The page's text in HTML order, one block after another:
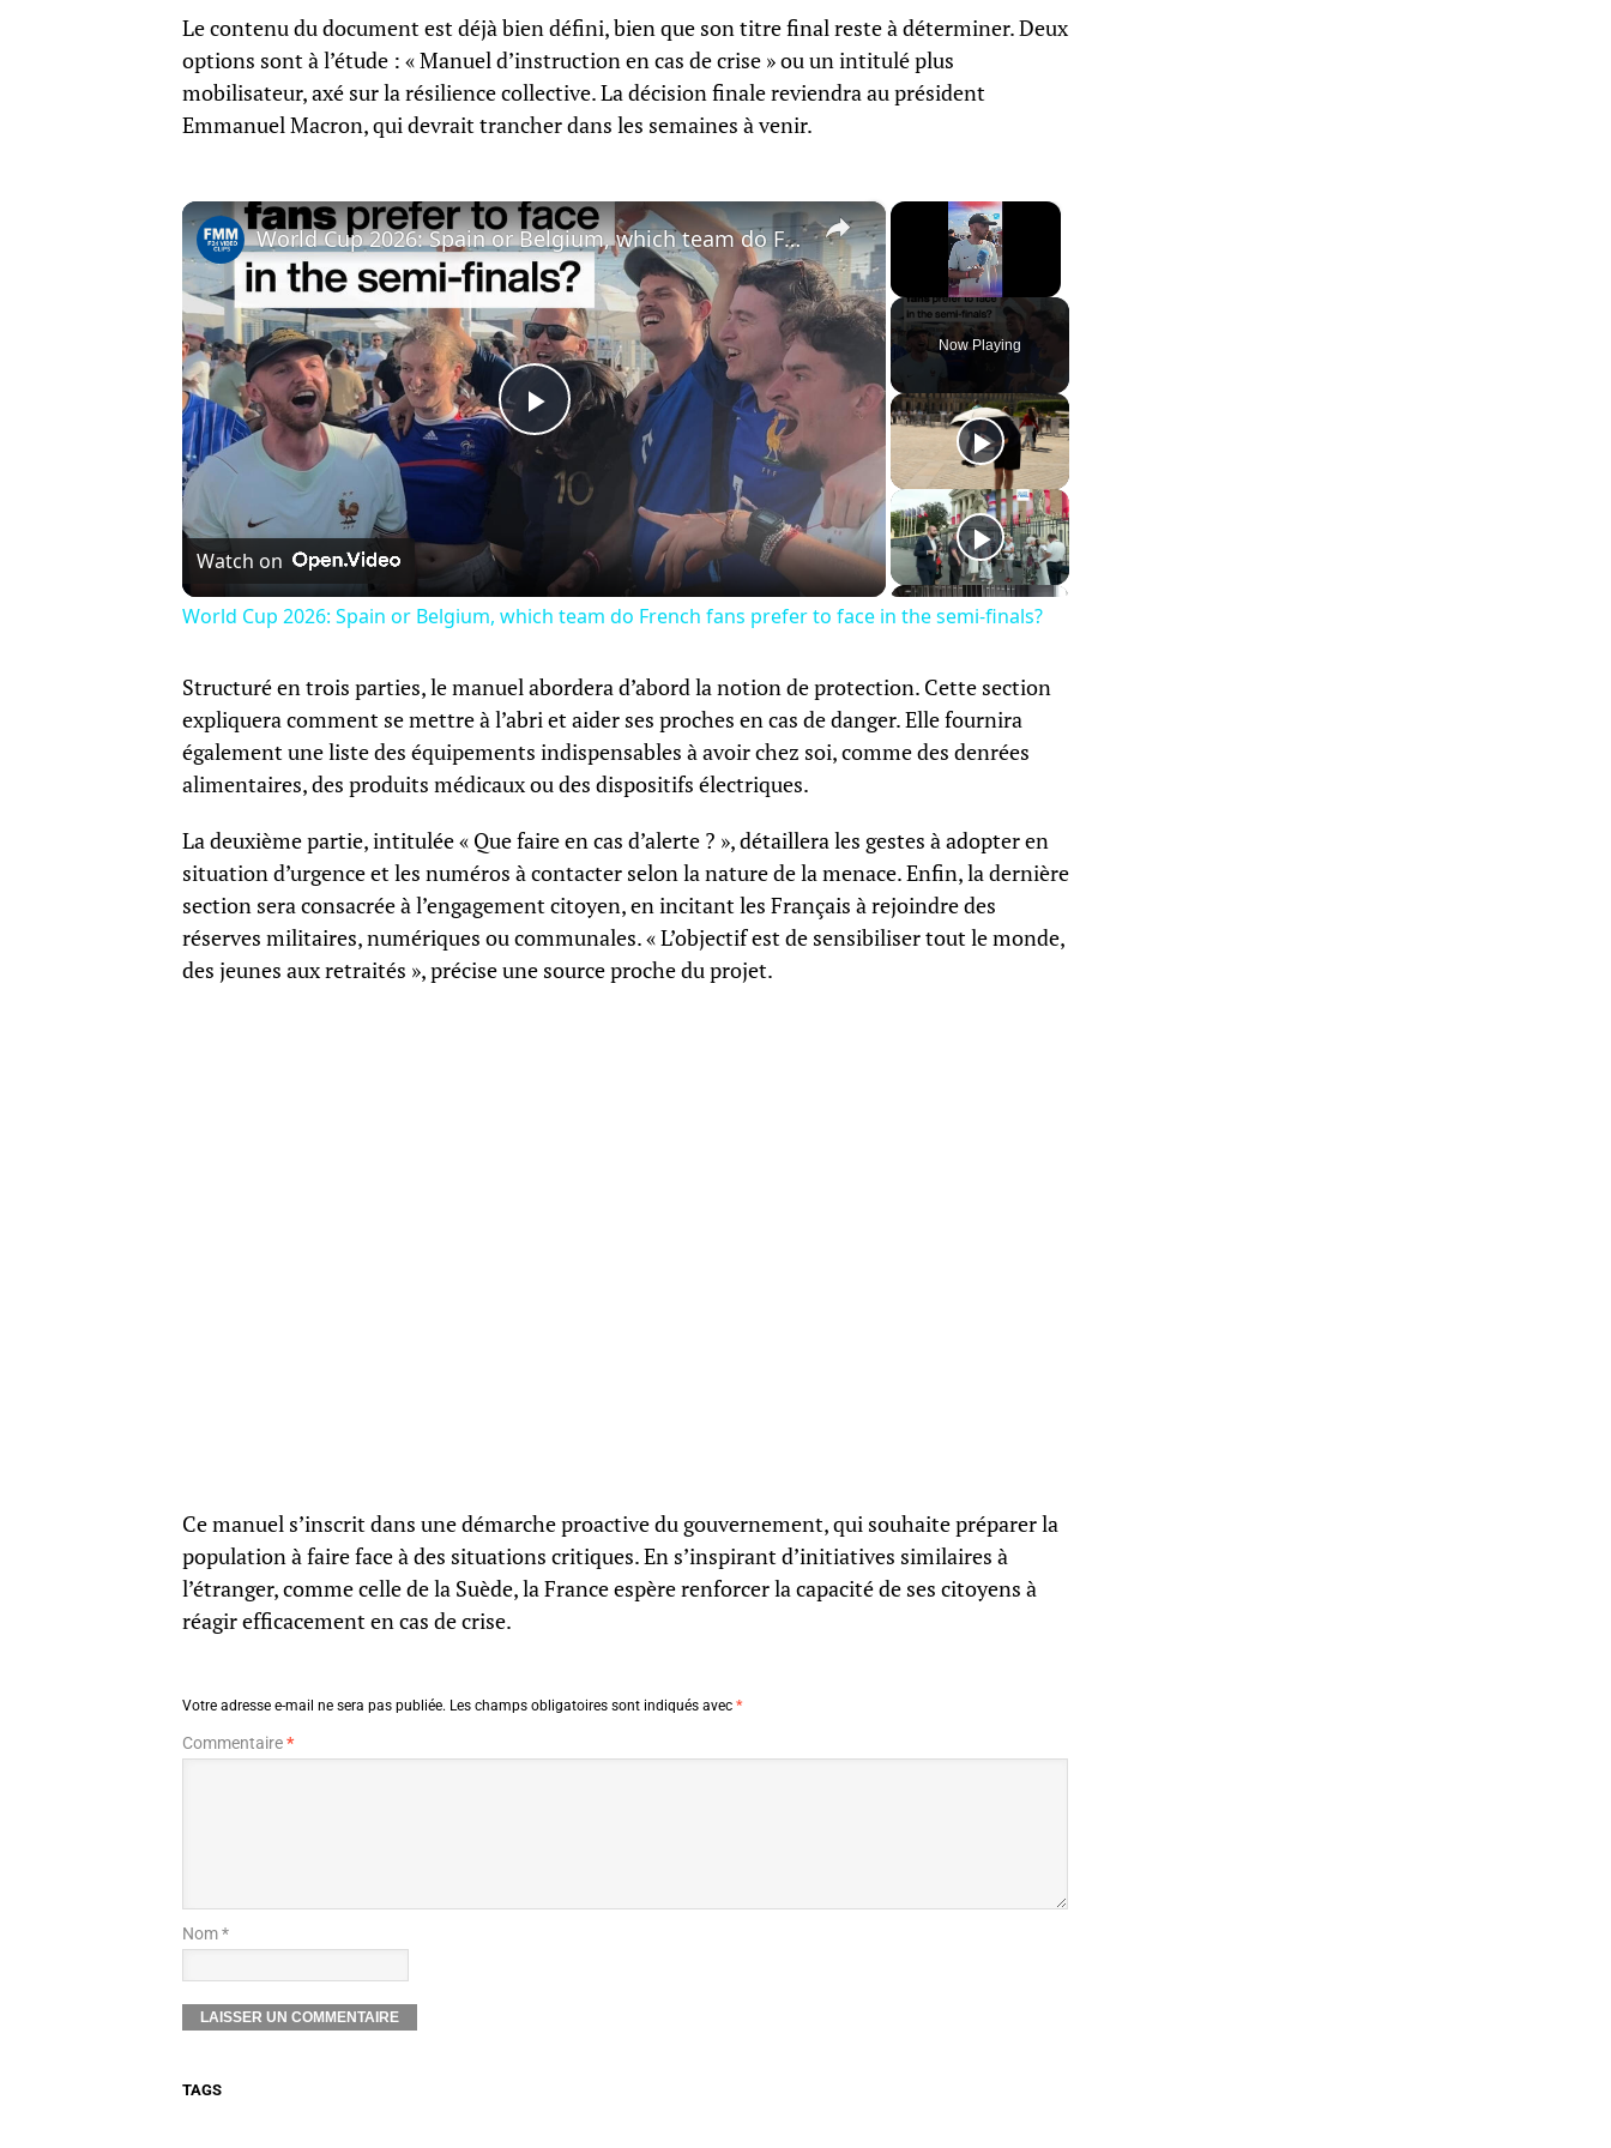
Le contenu du document est déjà bien défini, bien que son titre final reste à déterminer. Deux
options sont à l’étude : « Manuel d’instruction en cas de crise » ou un intitulé plus
mobilisateur, axé sur la résilience collective. La décision finale reviendra au président
Emmanuel Macron, qui devrait trancher dans les semaines à venir.
×
Now Playing
×
Play
Video
World Cup 2026: Spain or Belgium, which team do French fans prefer to face in the semi-finals?
Watch on
World Cup 2026: Spain or Belgium, which team do French fans prefer to face in the semi-finals?
Structuré en trois parties, le manuel abordera d’abord la notion de protection. Cette section
expliquera comment se mettre à l’abri et aider ses proches en cas de danger. Elle fournira
également une liste des équipements indispensables à avoir chez soi, comme des denrées
alimentaires, des produits médicaux ou des dispositifs électriques.
La deuxième partie, intitulée « Que faire en cas d’alerte ? », détaillera les gestes à adopter en
situation d’urgence et les numéros à contacter selon la nature de la menace. Enfin, la dernière
section sera consacrée à l’engagement citoyen, en incitant les Français à rejoindre des
réserves militaires, numériques ou communales. « L’objectif est de sensibiliser tout le monde,
des jeunes aux retraités », précise une source proche du projet.
Ce manuel s’inscrit dans une démarche proactive du gouvernement, qui souhaite préparer la
population à faire face à des situations critiques. En s’inspirant d’initiatives similaires à
l’étranger, comme celle de la Suède, la France espère renforcer la capacité de ses citoyens à
réagir efficacement en cas de crise.
Votre adresse e-mail ne sera pas publiée. Les champs obligatoires sont indiqués avec *
Commentaire*
Nom *
TAGS